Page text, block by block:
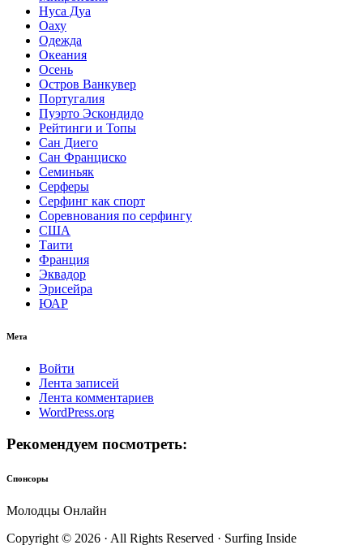
Нуса Дуа
Оаху
Одежда
Океания
Осень
Остров Ванкувер
Португалия
Пуэрто Эскондидо
Рейтинги и Топы
Сан Диего
Сан Франциско
Семиньяк
Серферы
Серфинг как спорт
Соревнования по серфингу
США
Таити
Франция
Эквадор
Эрисейра
ЮАР
Мета
Войти
Лента записей
Лента комментариев
WordPress.org
Рекомендуем посмотреть:
Спонсоры
Молодцы Онлайн
Copyright © 2026 · All Rights Reserved · Surfing Inside